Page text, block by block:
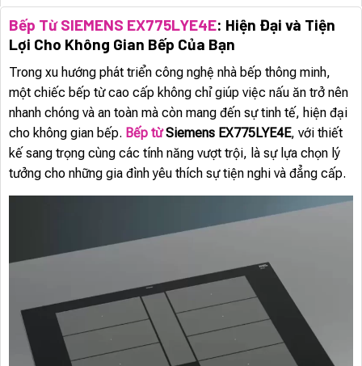
Bếp Từ SIEMENS EX775LYE4E: Hiện Đại và Tiện
Lợi Cho Không Gian Bếp Của Bạn
Trong xu hướng phát triển công nghệ nhà bếp thông minh,
một chiếc bếp từ cao cấp không chỉ giúp việc nấu ăn trở nên
nhanh chóng và an toàn mà còn mang đến sự tinh tế, hiện đại
cho không gian bếp. Bếp từSiemens EX775LYE4E, với thiết
kế sang trọng cùng các tính năng vượt trội, là sự lựa chọn lý
tưởng cho những gia đình yêu thích sự tiện nghi và đẳng cấp.